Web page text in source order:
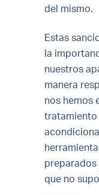
del mismo.
Estas
la
nuestros
manera
nos hemos
tratamiento
que no